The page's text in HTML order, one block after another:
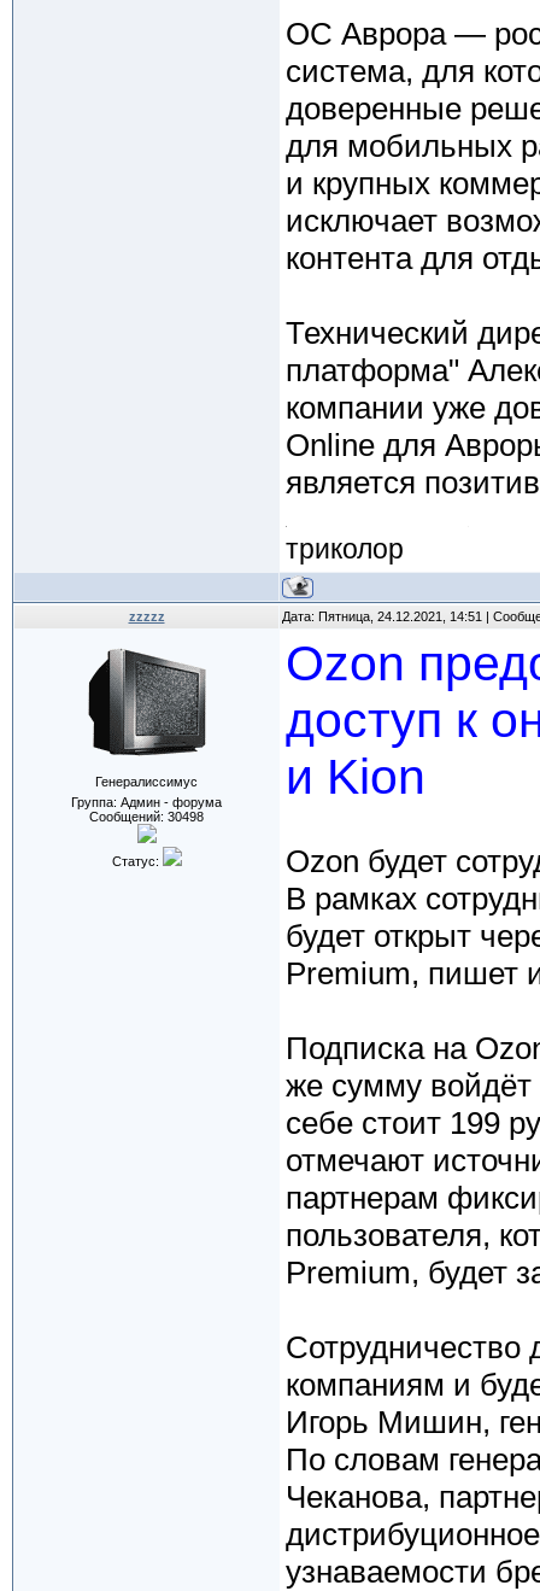
ОС Аврора —
система, для
доверенные
для мобильных
и крупных
исключает
контента для
Технический
платформа"
компании уже
Online для
является
триколор
zzzzz Дата: Пятница, 24.12.2021, 14:51 |
Генералиссимус
Группа: Админ - форума
Сообщений: 30498
Статус:
Ozon
доступ к
и Kion
Ozon будет
В рамках
будет открыт
Premium, пишет
Подписка на
же сумму войдёт
себе стоит 199
отмечают
партнерам
пользователя,
Premium, будет
Сотрудничество
компаниям и
Игорь Мишин,
По словам
Чеканова,
узнаваемости